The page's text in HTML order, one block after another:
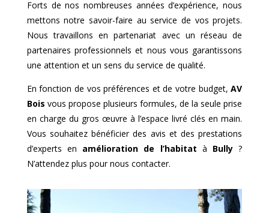
Forts de nos nombreuses années d’expérience, nous
mettons notre savoir-faire au service de vos projets.
Nous travaillons en partenariat avec un réseau de
partenaires professionnels et nous vous garantissons
une attention et un sens du service de qualité.
En fonction de vos préférences et de votre budget,AV
Bois vous propose plusieurs formules, de la seule prise
en charge du gros œuvre à l’espace livré clés en main.
Vous souhaitez bénéficier des avis et des prestations
d’experts en amélioration de l’habitat à Bully ?
N’attendez plus pour nous contacter.